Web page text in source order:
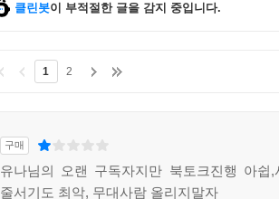
클린봇이 부적절한 글을 감지 중입니다.
1 2
구매
유나님의 오랜 구독자지만 북토크진행 아쉽,
줄서기도 최악, 무대사람 올리지말자